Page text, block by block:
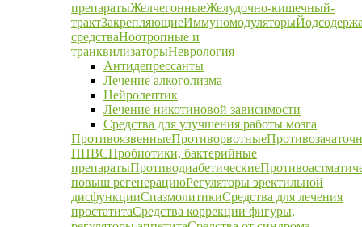
препаратыЖелчегонныеЖелудочно-кишечный-
трактЗакрепляющиеИммуномодуляторы
средстваНоотропные и
транквилизаторыНеврология
Антидепрессанты
Лечение алкоголизма
Нейролептик
Лечение никотиновой зависимости
Средства для улучшения работы мозга
ПротивоязвенныеПротиворвотные
НПВСПробиотики, бактерийные
препаратыПротиводиабетические
повыш регенерациюРегуляторы эректильной
дисфункцииСпазмолитикиСредства для лечения
простатитаСредства коррекции фигуры,